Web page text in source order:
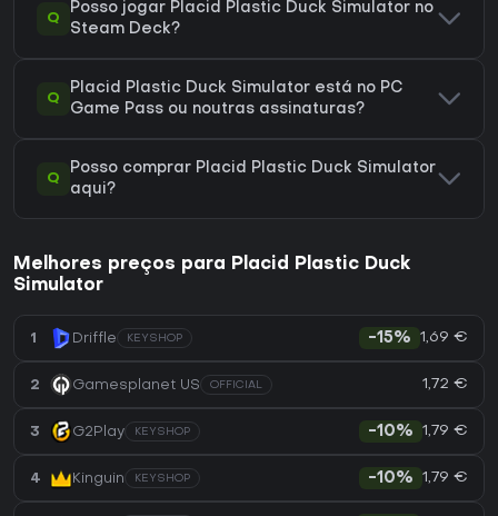
Q
Posso jogar Placid Plastic Duck Simulator no
Steam Deck?
Q
Placid Plastic Duck Simulator está no PC
Game Pass ou noutras assinaturas?
Q
Posso comprar Placid Plastic Duck Simulator
aqui?
Melhores preços para Placid Plastic Duck
Simulator
1 Driffle KEYSHOP -15% 1,69 €
2 Gamesplanet US OFFICIAL 1,72 €
3 G2Play KEYSHOP -10% 1,79 €
4 Kinguin KEYSHOP -10% 1,79 €